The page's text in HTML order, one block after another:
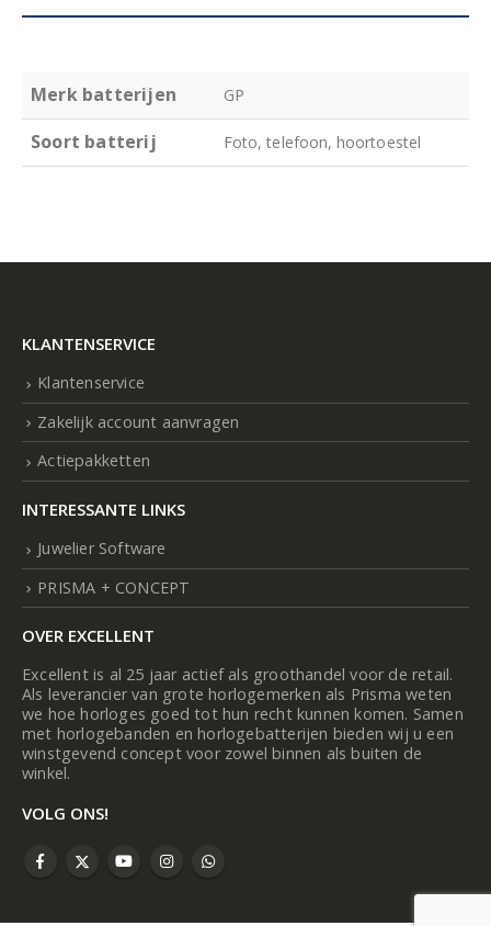
Merk batterijen GP
Soort batterij Foto, telefoon, hoortoestel
KLANTENSERVICE
Klantenservice
Zakelijk account aanvragen
Actiepakketten
INTERESSANTE LINKS
Juwelier Software
PRISMA + CONCEPT
OVER EXCELLENT
Excellent is al 25 jaar actief als groothandel voor de retail.
Als leverancier van grote horlogemerken als Prisma weten
we hoe horloges goed tot hun recht kunnen komen. Samen
met horlogebanden en horlogebatterijen bieden wij u een
winstgevend concept voor zowel binnen als buiten de
winkel.
VOLG ONS!